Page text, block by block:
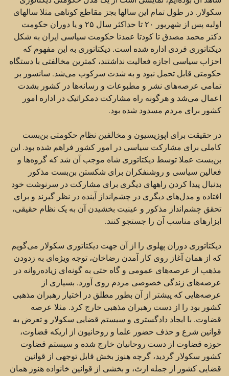
سکولار. در طول تمام این سالها بجز مقاطع کوتاهی مثلا سالهای
اولیه پس از شهریور ۲۰ تا حداکثر سال ۲۵ و یا دوران حکومت
دکتر محمد مصدق تا کودتا عمدتا حکومت سیاسی ایران به شکل
دیکتاتوری فردی اداره شده است. دیکتاتوری به این مفهوم که
احزاب سیاسی اجازه فعالیت نداشتند، کمترین مخالفتی با دستگاه
حکومتی قابل تحمل نبود و به شدت سرکوب می‌شد. سانسور بر
تمامی عرصه‌های نشر و مطبوعات و رسانه‌ها در کشور بشدت
اعمال می‌شد و هرگونه راه مشارکت دمکراتیک در اداره امور
کشور برای مردم مسدود شده بود.
در حقیقت برای اپوزیسیون و مخالفین نظام حکومتی بن‌بست
کاملی برای مشارکت سیاسی در امور کشور فراهم شده بود. این
بن‌بست عملا توسط دیکتاتوری شاه موجب آن شد که گروه‌ها و
فعالین سیاسی و روشنفکران برای شکستن بن‌بست مذکور
بدنبال پیدا کردن راههای دیگری برای مشارکت در سرنوشت خود
افتاده و مدل‌های دیگری در چشم‌انداز آینده در نظر گیرند و برای
تحقق چشم‌انداز مذکور و عینیت بخشیدن آن به یک نظام حقیقی،
ابزارهای مناسب آن را جستجو کنند.
دیکتاتوری دوران پهلوی را از آن جهت دیکتاتوری سکولار می‌گویم
که از همان آغاز روی کار آمدن رضاخان، توجه ویژه‌ای به زدودن
مذهب از عرصه‌های عمومی و گاه حتی به گونه‌ای زیاده‌روانه در
عرصه‌های زندگی خصوصی مردم روی آورد. بسیاری از
عرصه‌هایی که پیشتر از آن بطور مطلق در اختیار رهبران مذهبی
کشور بود را از دست رهبران مذهبی خارج کرد. مثلا عرصه
قضاوت. با ایجاد دادگستری و سیستم قضایی سکولار و تعرض به
قوانین شرع و حذف حضور علما و روحانیون از اریکه قضاوت،‌
حوزه قضاوت از دست روحانیان خارج شده و سیستم قضاوت
کشور سکولار گردید، گرچه هنوز بخش قابل توجهی از قوانین
قضایی کشور از جمله ارث، و بخشی از قوانین خانواده هنوز همان